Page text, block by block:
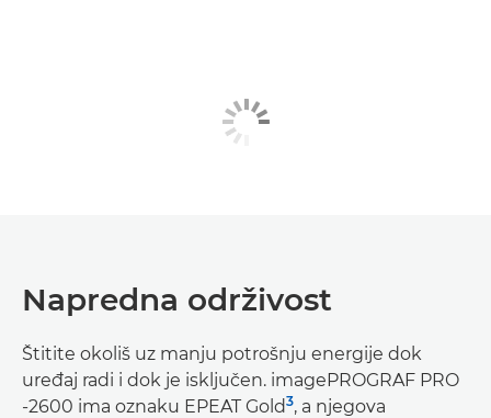
Napredna održivost
Štitite okoliš uz manju potrošnju energije dok
uređaj radi i dok je isključen. imagePROGRAF PRO
-2600 ima oznaku EPEAT Gold3, a njegova